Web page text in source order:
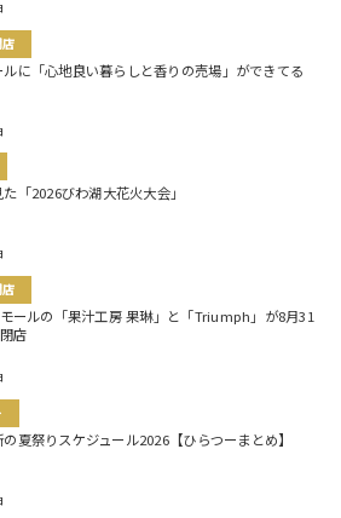
ルに「心地良い暮らしと香りの売場」ができてる
「2026びわ湖大花火大会」
ールの「果汁工房 果琳」と「Triumph」が8月31
店
夏祭りスケジュール2026【ひらつーまとめ】